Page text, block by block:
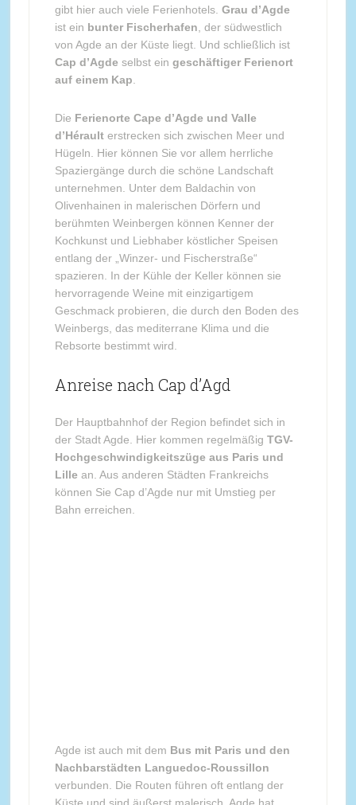
gibt hier auch viele Ferienhotels. Grau d’Agde
ist ein bunter Fischerhafen , der südwestlich
von Agde an der Küste liegt. Und schließlich ist
Cap d’Agde selbst ein geschäftiger Ferienort
auf einem Kap
Die Ferienorte Cape d’Agde und Valle
d’Héraulterstrecken sich zwischen Meer und
Hügeln. Hier können Sie vor allem herrliche
Spaziergänge durch die schöne Landschaft
unternehmen. Unter dem Baldachin von
Olivenhainen in malerischen Dörfern und
berühmten Weinbergen können Kenner der
Kochkunst und Liebhaber köstlicher Speisen
entlang der „Winzer- und Fischerstraße“
spazieren. In der Kühle der Keller können sie
hervorragende Weine mit einzigartigem
Geschmack probieren, die durch den Boden des
Weinbergs, das mediterrane Klima und die
Rebsorte bestimmt wird.
Anreise nach Cap d’Agd
Der Hauptbahnhof der Region befindet sich in
der Stadt Agde. Hier kommen regelmäßig TGV-
Hochgeschwindigkeitszüge aus Paris und
Lille an. Aus anderen Städten Frankreichs
können Sie Cap d’Agde nur mit Umstieg per
Bahn erreichen.
Agde ist auch mit dem Bus mit Paris und den
Nachbarstädten Languedoc-Roussillon
verbunden. Die Routen führen oft entlang der